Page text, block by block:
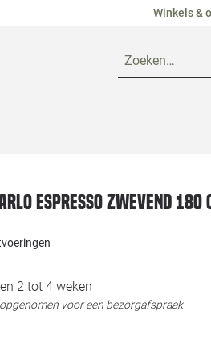
Winkels &
Zoeken…
Espresso Zwevend 180
2 tot 4 weken
voor een bezorgafspraak